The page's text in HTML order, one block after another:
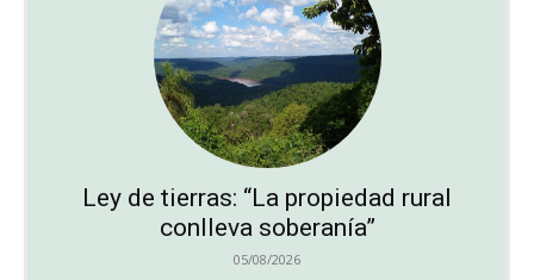
Ley de tierras: “La propiedad rural
conlleva soberanía”
05/08/2026